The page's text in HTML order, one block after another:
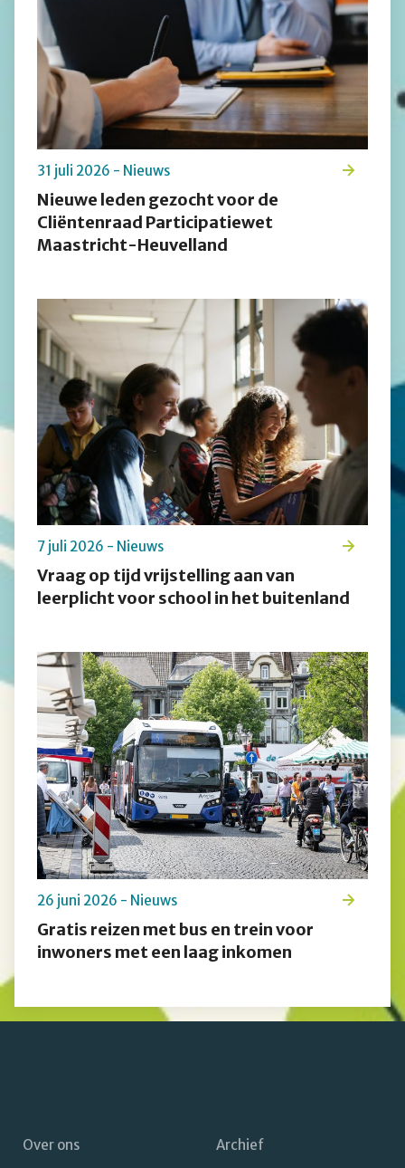
Nieuwe leden gezocht voor de
Cliëntenraad Participatiewet
Maastricht-Heuvelland
31 juli 2026 - Nieuws
Vraag op tijd vrijstelling aan van
leerplicht voor school in het buitenland
7 juli 2026 - Nieuws
Gratis reizen met bus en trein voor
inwoners met een laag inkomen
26 juni 2026 - Nieuws
Over ons Archief